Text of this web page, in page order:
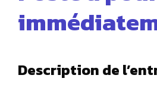
Description de